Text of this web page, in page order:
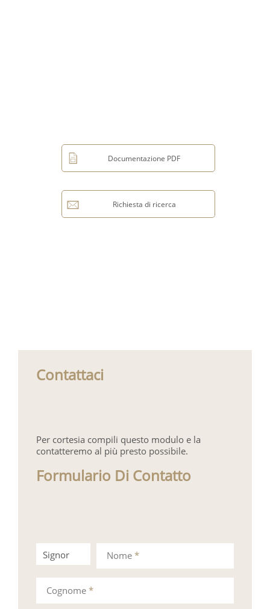
Contattaci
Per cortesia compili questo modulo e la
contatteremo al più presto possibile.
Formulario Di Contatto
Signor Signora
Nome *
Cognome *
Documentazione PDF
Richiesta di ricerca